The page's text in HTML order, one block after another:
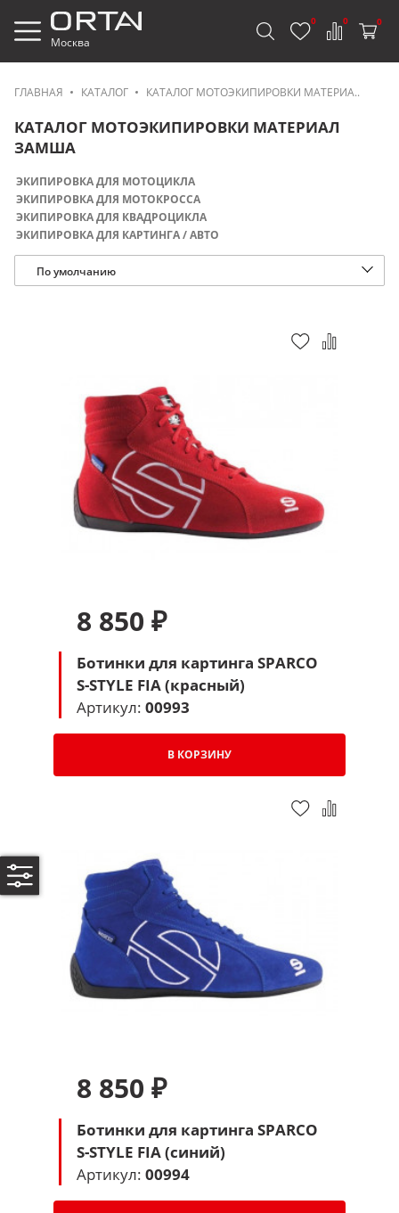
Москва
0 0 0
ГЛАВНАЯ КАТАЛОГ КАТАЛОГ МОТОЭКИПИРОВКИ МАТЕРИА..
КАТАЛОГ МОТОЭКИПИРОВКИ МАТЕРИАЛ
ЗАМША
ЭКИПИРОВКА ДЛЯ МОТОЦИКЛА
ЭКИПИРОВКА ДЛЯ МОТОКРОССА
ЭКИПИРОВКА ДЛЯ КВАДРОЦИКЛА
ЭКИПИРОВКА ДЛЯ КАРТИНГА / АВТО
По умолчанию
8 850 ₽
Ботинки для картинга SPARCO
S-STYLE FIA (красный)
Артикул: 00993
В КОРЗИНУ
8 850 ₽
Ботинки для картинга SPARCO
S-STYLE FIA (синий)
Артикул: 00994